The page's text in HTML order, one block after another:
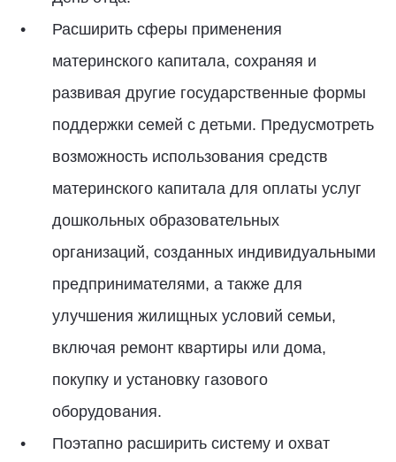
Расширить сферы применения
материнского капитала, сохраняя и
развивая другие государственные формы
поддержки семей с детьми. Предусмотреть
возможность использования средств
материнского капитала для оплаты услуг
дошкольных образовательных
организаций, созданных индивидуальными
предпринимателями, а также для
улучшения жилищных условий семьи,
включая ремонт квартиры или дома,
покупку и установку газового
оборудования.
Поэтапно расширить систему и охват